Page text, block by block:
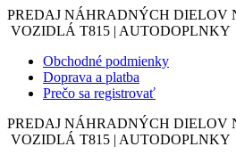
PREDAJ NÁHRADNÝCH DIELOV
VOZIDLÁ T815 | AUTODOPLNKY
Obchodné podmienky
Doprava a platba
Prečo sa registrovať
PREDAJ NÁHRADNÝCH DIELOV
VOZIDLÁ T815 | AUTODOPLNKY